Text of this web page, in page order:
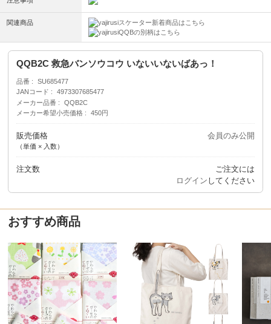
関連商品
スケーター新着商品はこちら
QQBの別柄はこちら
QQB2C 救急バンソウコウ いないいないばあっ！
品番
SU685477
JANコード
4973307685477
メーカー品番
QQB2C
メーカー希望小売価格
450円
販売価格
（単価 × 入数）
会員のみ公開
注文数
ご注文には
ログイン してください
おすすめ商品